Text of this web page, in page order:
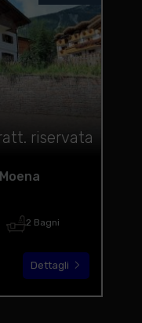
riservata
2 Bagni
Dettagli